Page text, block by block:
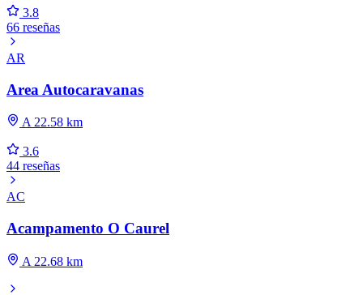
3.8
66 reseñas
AR
Area Autocaravanas
A 22.58 km
3.6
44 reseñas
AC
Acampamento O Caurel
A 22.68 km